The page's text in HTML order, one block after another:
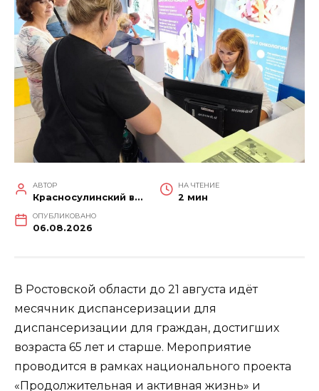
АВТОР
Красносулинский вестник
НА ЧТЕНИЕ
2 мин
ОПУБЛИКОВАНО
06.08.2026
В Ростовской области до 21 августа идёт
месячник диспансеризации для
диспансеризации для граждан, достигших
возраста 65 лет и старше. Мероприятие
проводится в рамках национального проекта
«Продолжительная и активная жизнь» и